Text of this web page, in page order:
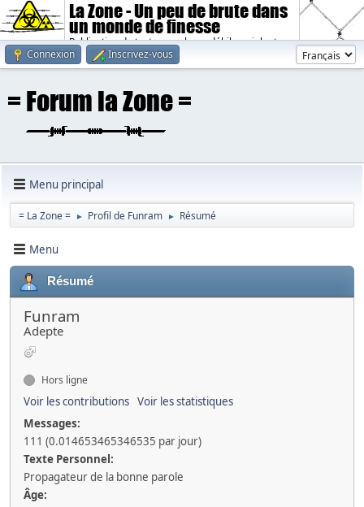
La Zone - Un peu de brute dans
un monde de finesse
Publication de textes sombres, débiles, violents.
Connexion
Inscrivez-vous
Menu principal
= La Zone = ► Profil de Funram ► Résumé
Menu
Résumé
Funram
Adepte
Hors ligne
Voir les contributions Voir les statistiques
Messages:
111 (0.014653465346535 par jour)
Texte Personnel:
Propagateur de la bonne parole
Âge: